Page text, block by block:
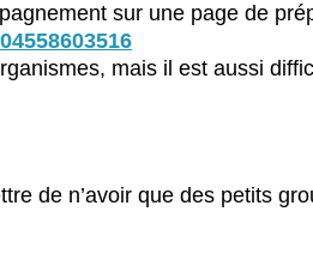
sur une page de
mais il est aussi
de n’avoir que des petits